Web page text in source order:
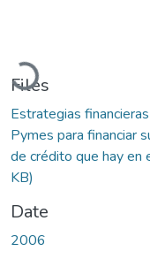
Loading...
Files
Estrategias
Pymes para financiar
de crédito que hay en
KB)
Date
2006